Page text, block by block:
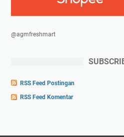
@agmfreshmart
RSS Feed Postingan
RSS Feed Komentar